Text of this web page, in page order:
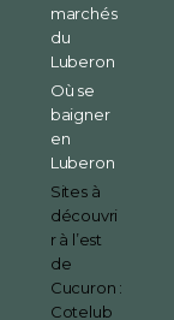
marchés
du
Luberon
Où se
baigner
en
Luberon
Sites à
découvri
r à l’est
de
Cucuron :
Cotelub